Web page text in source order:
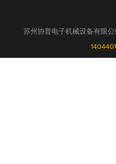
苏州协普电子机械设备有